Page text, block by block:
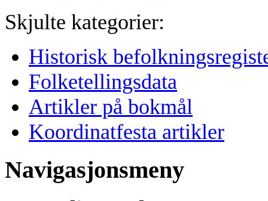
Skjulte kategorier:
Historisk
Folketellingsdata
Artikler på bokmål
Koordinatfesta artikler
Navigasjonsmeny